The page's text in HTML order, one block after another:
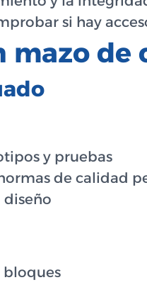
si hay
mazo de
y pruebas
de calidad
diseño
bloques